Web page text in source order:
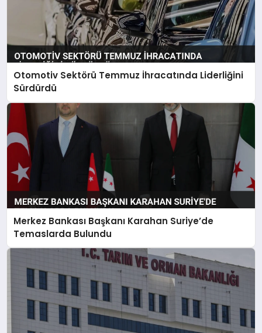
Otomotiv Sektörü Temmuz İhracatında Liderliğini
Sürdürdü
Merkez Bankası Başkanı Karahan Suriye’de
Temaslarda Bulundu